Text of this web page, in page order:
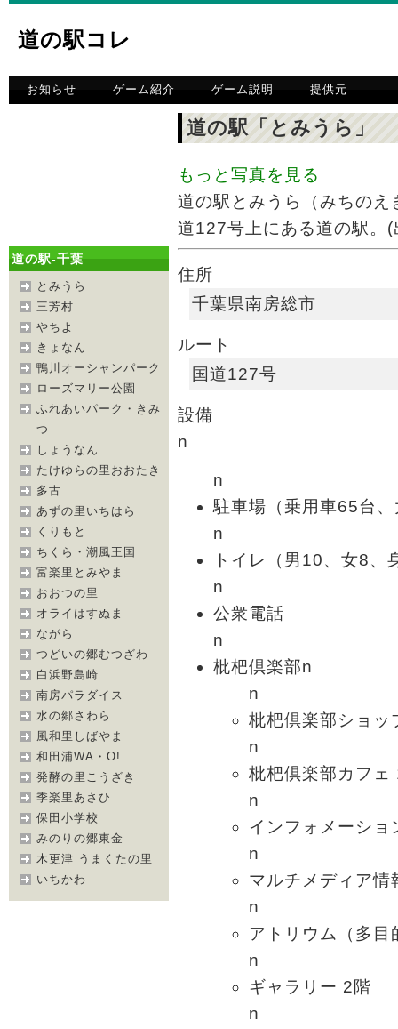
道の駅コレ
お知らせ ゲーム紹介 ゲーム説明 提供元
道の駅-千葉
とみうら
三芳村
やちよ
きょなん
鴨川オーシャンパーク
ローズマリー公園
ふれあいパーク・きみ
つ
しょうなん
たけゆらの里おおたき
多古
あずの里いちはら
くりもと
ちくら・潮風王国
富楽里とみやま
おおつの里
オライはすぬま
ながら
つどいの郷むつざわ
白浜野島崎
南房パラダイス
水の郷さわら
風和里しばやま
和田浦WA・O!
発酵の里こうざき
季楽里あさひ
保田小学校
みのりの郷東金
木更津 うまくたの里
いちかわ
道の駅「とみうら」
もっと写真を見る
道の駅とみうら（みちの
道127号上にある道の駅。
住所
千葉県南房総市
ルート
国道127号
設備
n
n
駐車場（乗用車65台
n
トイレ（男10、女8、
n
公衆電話
n
枇杷倶楽部n
n
枇杷倶楽部ショッ
n
枇杷倶楽部カフェ
n
インフォメーシ
n
マルチメディア
n
アトリウム（多目
n
ギャラリー 2階
n